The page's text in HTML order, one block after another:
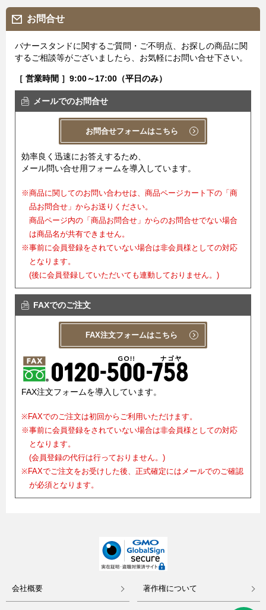
お問合せ
バナースタンドに関するご質問・ご不明点、お探しの商品に関
するご相談等がございましたら、お気軽にお問い合せ下さい。
［ 営業時間 ］9:00～17:00（平日のみ）
メールでのお問合せ
お問合せフォームはこちら
効率良く迅速にお答えするため、
メール問い合せ用フォームを導入しています。
※商品に関してのお問い合わせは、商品ページカート下の「商
品お問合せ」からお送りください。
商品ページ内の「商品お問合せ」からのお問合せでない場合
は商品名が共有できません。
※事前に会員登録をされていない場合は非会員様としての対応
となります。
(後に会員登録していただいても連動しておりません。)
FAXでのご注文
FAX注文フォームはこちら
FAX注文フォームを導入しています。
※FAXでのご注文は初回からご利用いただけます。
※事前に会員登録をされていない場合は非会員様としての対応
となります。
(会員登録の代行は行っておりません。)
※FAXでご注文をお受けした後、正式確定にはメールでのご確認
が必須となります。
会社概要 著作権について